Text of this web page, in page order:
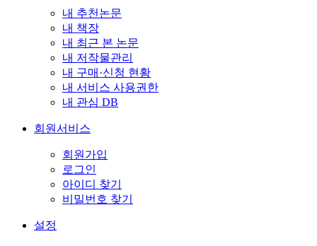
내 추천논문
내 책장
내 최근 본 논문
내 저작물관리
내 구매·신청 현황
내 서비스 사용권한
내 관심 DB
회원서비스
회원가입
로그인
아이디 찾기
비밀번호 찾기
설정